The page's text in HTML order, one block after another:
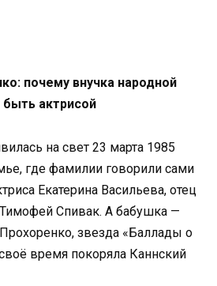
почему внучка народной
быть актрисой
на свет 23 марта 1985
где фамилии говорили сами
Екатерина Васильева, отец
Спивак. А бабушка —
звезда «Баллады о
время покоряла Каннский